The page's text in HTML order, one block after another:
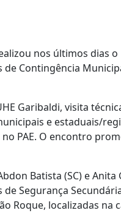
nos últimos dias o
Contingência
Garibaldi, visita
e estaduais/
PAE. O encontro
Batista (SC) e Anita
Segurança
Roque, localizadas na